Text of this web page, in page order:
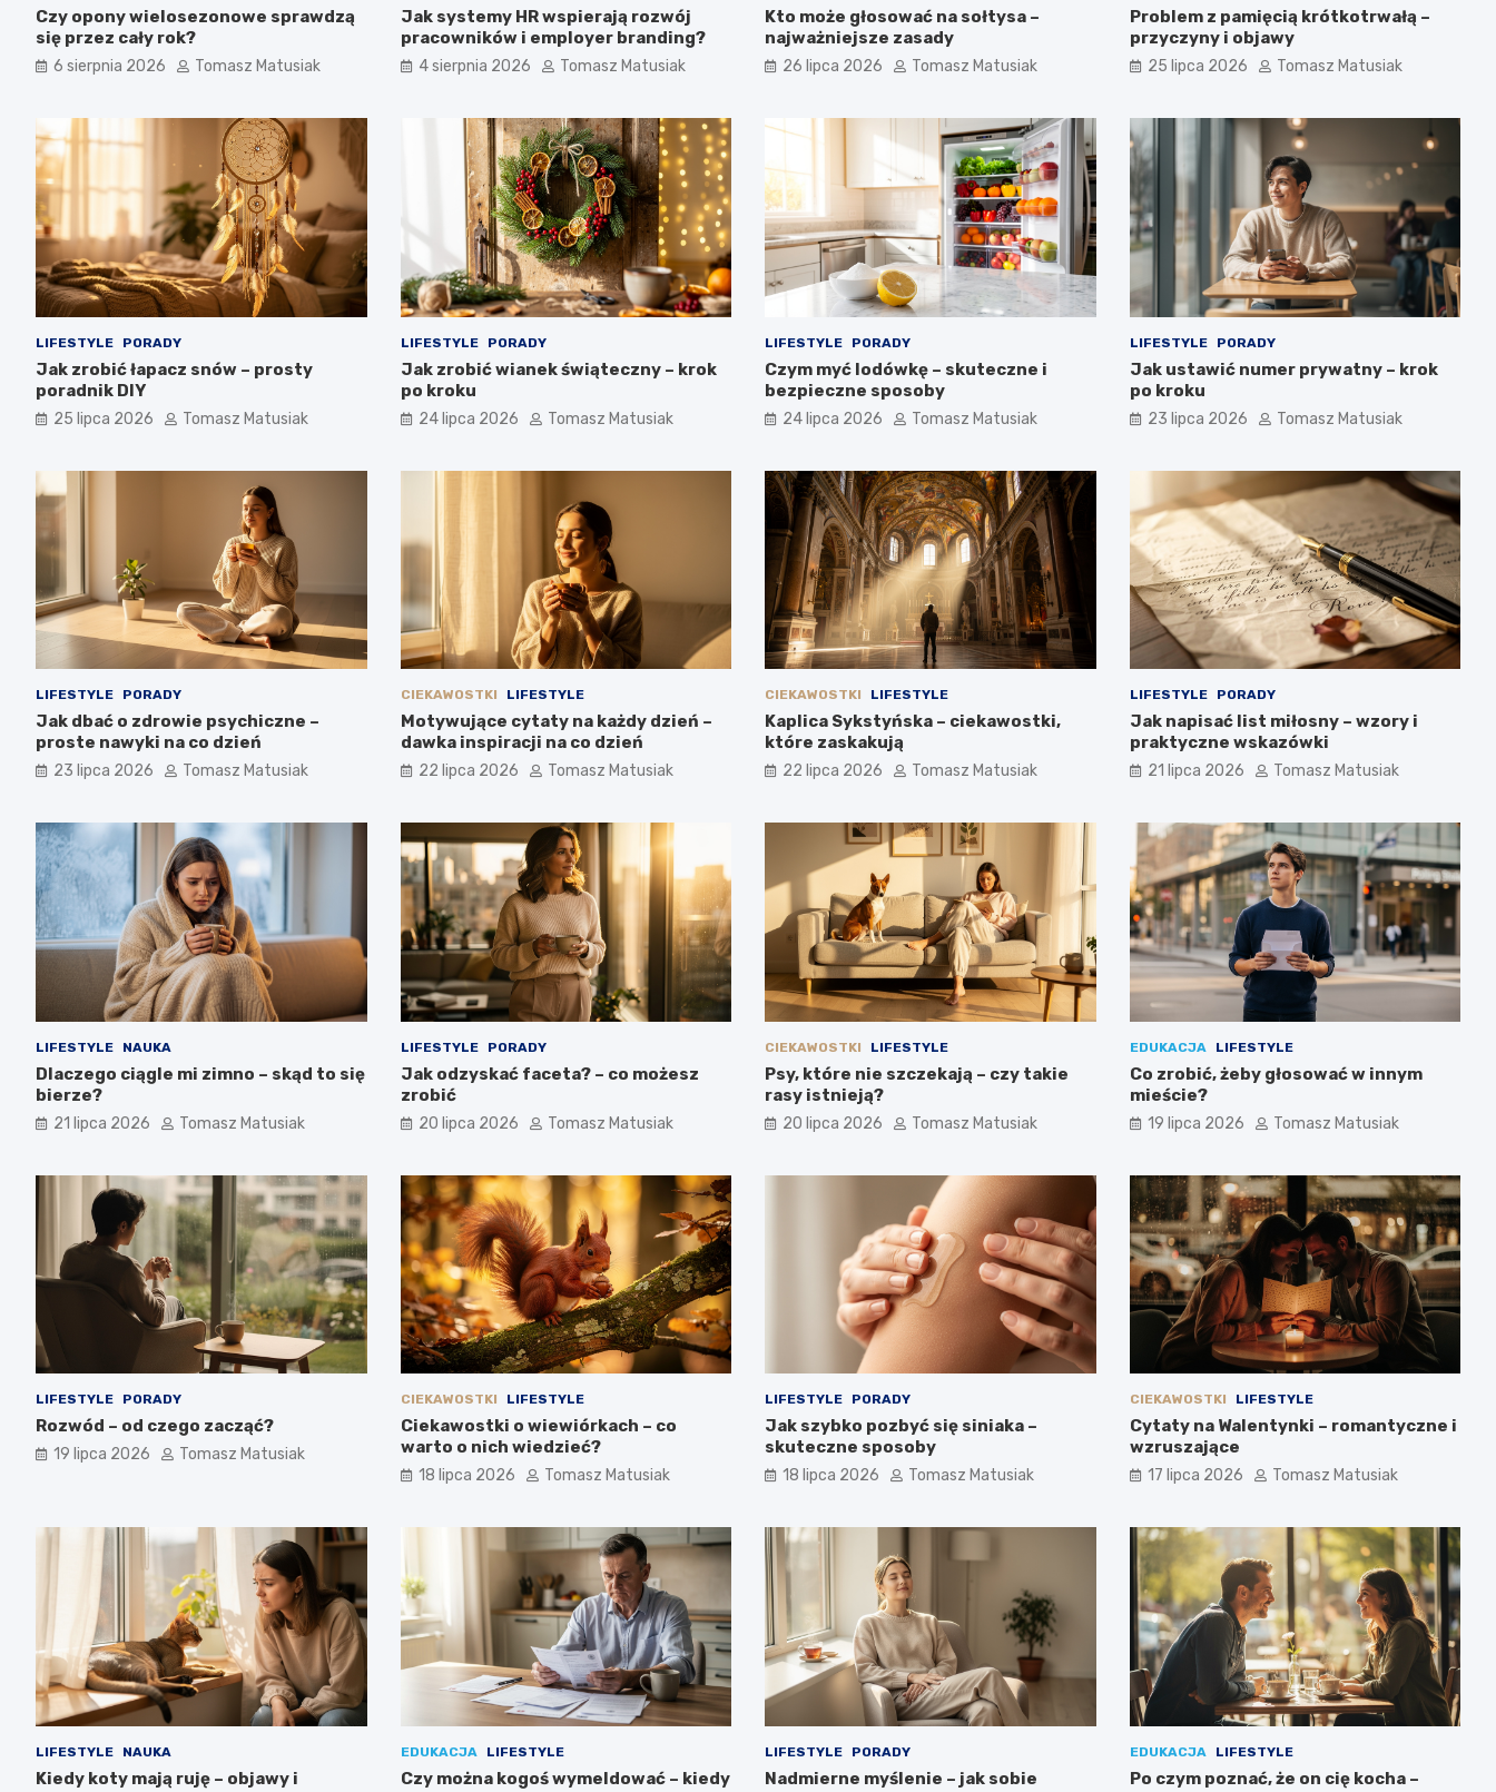
Czy opony wielosezonowe sprawdzą
się przez cały rok?
6 sierpnia 2026 Tomasz Matusiak
Jak systemy HR wspierają rozwój
pracowników i employer branding?
4 sierpnia 2026 Tomasz Matusiak
Kto może głosować na sołtysa –
najważniejsze zasady
26 lipca 2026 Tomasz Matusiak
Problem z pamięcią krótkotrwałą –
przyczyny i objawy
25 lipca 2026 Tomasz Matusiak
LIFESTYLE PORADY
Jak zrobić łapacz snów – prosty
poradnik DIY
25 lipca 2026 Tomasz Matusiak
LIFESTYLE PORADY
Jak zrobić wianek świąteczny – krok
po kroku
24 lipca 2026 Tomasz Matusiak
LIFESTYLE PORADY
Czym myć lodówkę – skuteczne i
bezpieczne sposoby
24 lipca 2026 Tomasz Matusiak
LIFESTYLE PORADY
Jak ustawić numer prywatny – krok
po kroku
23 lipca 2026 Tomasz Matusiak
LIFESTYLE PORADY
Jak dbać o zdrowie psychiczne –
proste nawyki na co dzień
23 lipca 2026 Tomasz Matusiak
CIEKAWOSTKI LIFESTYLE
Motywujące cytaty na każdy dzień –
dawka inspiracji na co dzień
22 lipca 2026 Tomasz Matusiak
CIEKAWOSTKI LIFESTYLE
Kaplica Sykstyńska – ciekawostki,
które zaskakują
22 lipca 2026 Tomasz Matusiak
LIFESTYLE PORADY
Jak napisać list miłosny – wzory i
praktyczne wskazówki
21 lipca 2026 Tomasz Matusiak
LIFESTYLE NAUKA
Dlaczego ciągle mi zimno – skąd to się
bierze?
21 lipca 2026 Tomasz Matusiak
LIFESTYLE PORADY
Jak odzyskać faceta? – co możesz
zrobić
20 lipca 2026 Tomasz Matusiak
CIEKAWOSTKI LIFESTYLE
Psy, które nie szczekają – czy takie
rasy istnieją?
20 lipca 2026 Tomasz Matusiak
EDUKACJA LIFESTYLE
Co zrobić, żeby głosować w innym
mieście?
19 lipca 2026 Tomasz Matusiak
LIFESTYLE PORADY
Rozwód – od czego zacząć?
19 lipca 2026 Tomasz Matusiak
CIEKAWOSTKI LIFESTYLE
Ciekawostki o wiewiórkach – co
warto o nich wiedzieć?
18 lipca 2026 Tomasz Matusiak
LIFESTYLE PORADY
Jak szybko pozbyć się siniaka –
skuteczne sposoby
18 lipca 2026 Tomasz Matusiak
CIEKAWOSTKI LIFESTYLE
Cytaty na Walentynki – romantyczne i
wzruszające
17 lipca 2026 Tomasz Matusiak
LIFESTYLE NAUKA
Kiedy koty mają ruję – objawy i
EDUKACJA LIFESTYLE
Czy można kogoś wymeldować – kiedy
LIFESTYLE PORADY
Nadmierne myślenie – jak sobie
EDUKACJA LIFESTYLE
Po czym poznać, że on cię kocha –